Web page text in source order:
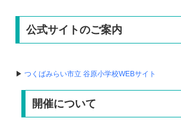
公式サイトのご案内
▶ つくばみらい市立 谷原小学校WEBサイト
開催について